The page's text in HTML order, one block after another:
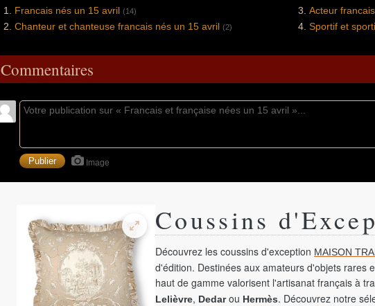
Francais nés un 15 avril (14)
Chanteur et chanteuse francais nés un 15 avril (2)
Acteur
Sportif et
Commentaires
Image
Coussins
Découvrez les coussins d'exception MAISON
d'édition. Destinées aux amateurs d'objets rares
haut de gamme valorisent l'artisanat français à
Lelièvre, Dedarou Hermès. Découvrez notre